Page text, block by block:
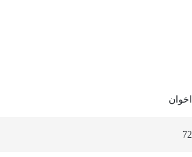
اخوان
72